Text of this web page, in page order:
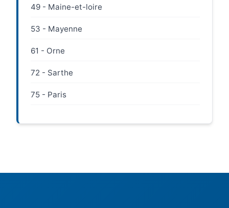
49 - Maine-et-loire
53 - Mayenne
61 - Orne
72 - Sarthe
75 - Paris